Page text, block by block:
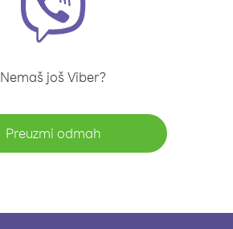
Nemaš još Viber?
Preuzmi odmah